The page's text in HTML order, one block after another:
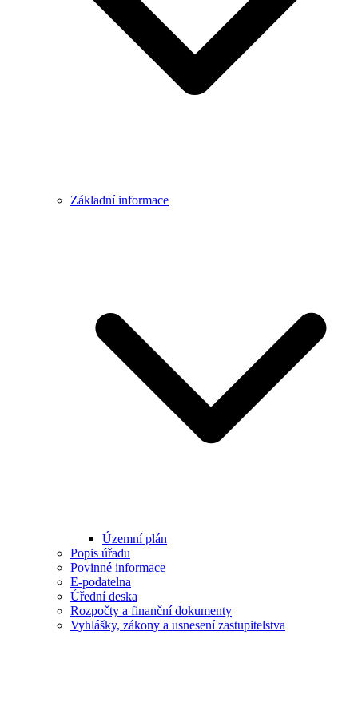
Základní informace
Územní plán
Popis úřadu
Povinné informace
E-podatelna
Úřední deska
Rozpočty a finanční dokumenty
Vyhlášky, zákony a usnesení zastupitelstva